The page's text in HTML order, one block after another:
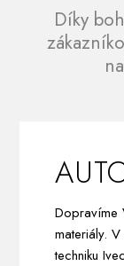
Díky
Dopravíme
materiály.
techniku